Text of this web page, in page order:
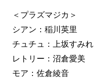
＜プラズマジカ＞
シアン：稲川英里
チュチュ：上坂すみれ
レトリー：沼倉愛美
モア：佐倉綾音